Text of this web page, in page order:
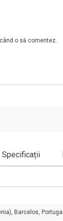
o să comentez.
Specificații
Barcelos, Portugal